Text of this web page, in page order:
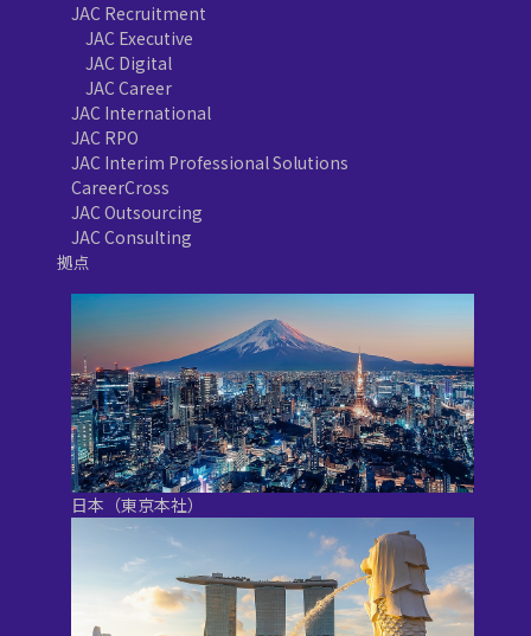
JAC Recruitment
JAC Executive
JAC Digital
JAC Career
JAC International
JAC RPO
JAC Interim Professional Solutions
CareerCross
JAC Outsourcing
JAC Consulting
拠点
日本（東京本社）